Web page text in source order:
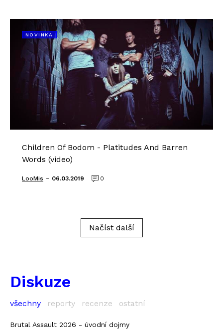
NOVINKA
Children Of Bodom - Platitudes And Barren
Words (video)
LooMis - 06.03.2019 0
Načíst další
Diskuze
všechny reporty recenze ostatní
Brutal Assault 2026 - úvodní dojmy